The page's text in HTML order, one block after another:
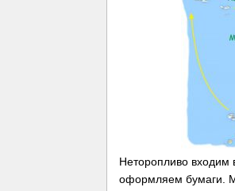
Неторопливо
оформляем бумаги.